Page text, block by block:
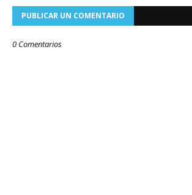
PUBLICAR UN COMENTARIO
0 Comentarios